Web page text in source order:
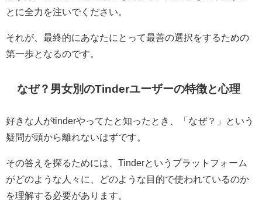
とに全力を注いでください。
それが、最終的にあなたにとって最善の選択をするための
第一歩となるのです。
なぜ？男女別のTinderユーザーの特徴と心理
好きな人がtinderやってたと知ったとき、「なぜ？」という
疑問が頭から離れないはずです。
その答えを探るためには、Tinderというプラットフォーム
がどのような人々に、どのような目的で使われているのか
を理解する必要があります。